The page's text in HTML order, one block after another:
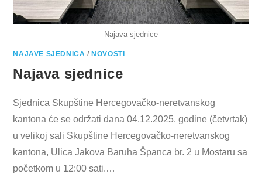
Najava sjednice
NAJAVE SJEDNICA / NOVOSTI
Najava sjednice
Sjednica Skupštine Hercegovačko-neretvanskog
kantona će se održati dana 04.12.2025. godine (četvrtak)
u velikoj sali Skupštine Hercegovačko-neretvanskog
kantona, Ulica Jakova Baruha Španca br. 2 u Mostaru sa
početkom u 12:00 sati.…